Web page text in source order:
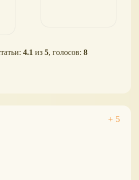
4.1 из 5, голосов: 8